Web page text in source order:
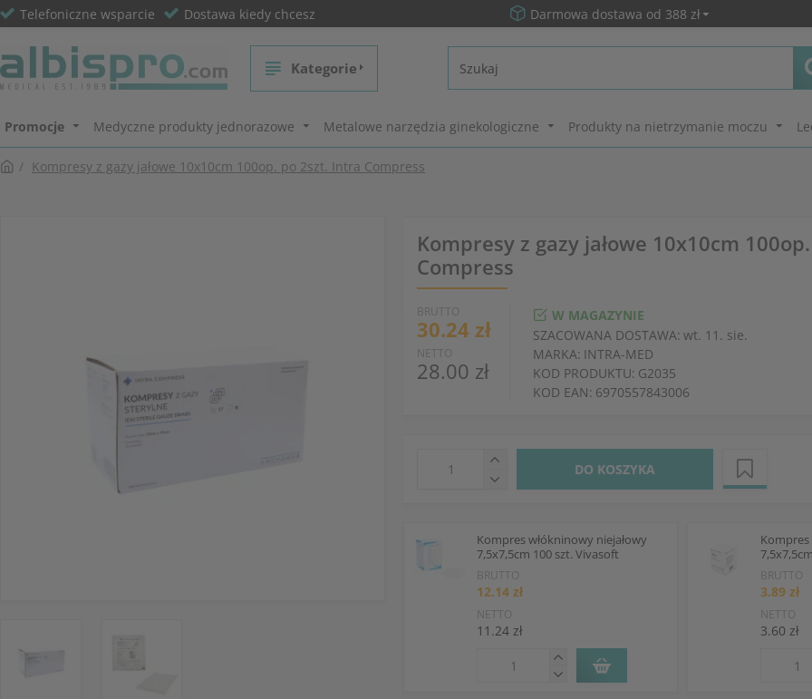
Telefoniczne wsparcie Dostawa kiedy chcesz Darmowa dostawa od 388 zł
Kategorie
Promocje Medyczne produkty jednorazowe Metalowe narzędzia ginekologiczne Produkty na nietrzymanie moczu
Kompresy z gazy jałowe 10x10cm 100op. po 2szt. Intra Compress
Kompresy z gazy jałowe 10x10cm
Compress
BRUTTO
30.24 zł
NETTO
28.00 zł
W MAGAZYNIE
SZACOWANA DOSTAWA: wt. 11. sie.
MARKA: INTRA-MED
KOD PRODUKTU: G2035
KOD EAN: 6970557843006
DO KOSZYKA
Kompres włókninowy niejałowy
7,5x7,5cm 100 szt. Vivasoft
BRUTTO
12.14 zł
NETTO
11.24 zł
Kompres
BRUTTO
3.89 zł
NETTO
3.60 zł